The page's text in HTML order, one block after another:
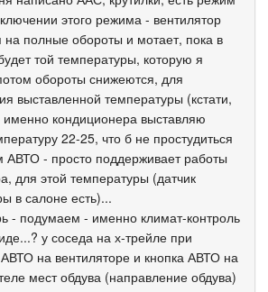
этого режима - вентилятор
на полные обороты и мотает, пока в
той температуры, которую я
обороты снижеются, для
выставленной температуры (кстати,
именно кондиционера выставляю
22-25, что б не простудиться
АВТО - просто поддерживает работы
для этой температуры (датчик
в салоне есть)...
- подумаем - именно климат-контроль
у соседа на х-трейле при
на вентиляторе и кнопка АВТО на
мест обдува (направление обдува)